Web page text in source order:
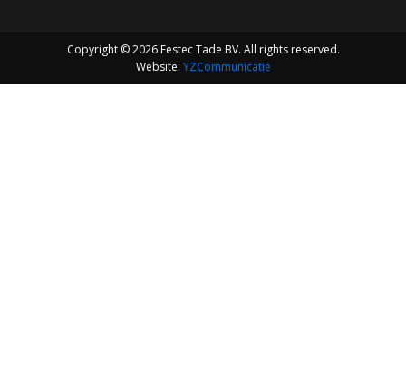
Copyright © 2026 Festec Tade BV. All rights reserved.
Website: YZCommunicatie